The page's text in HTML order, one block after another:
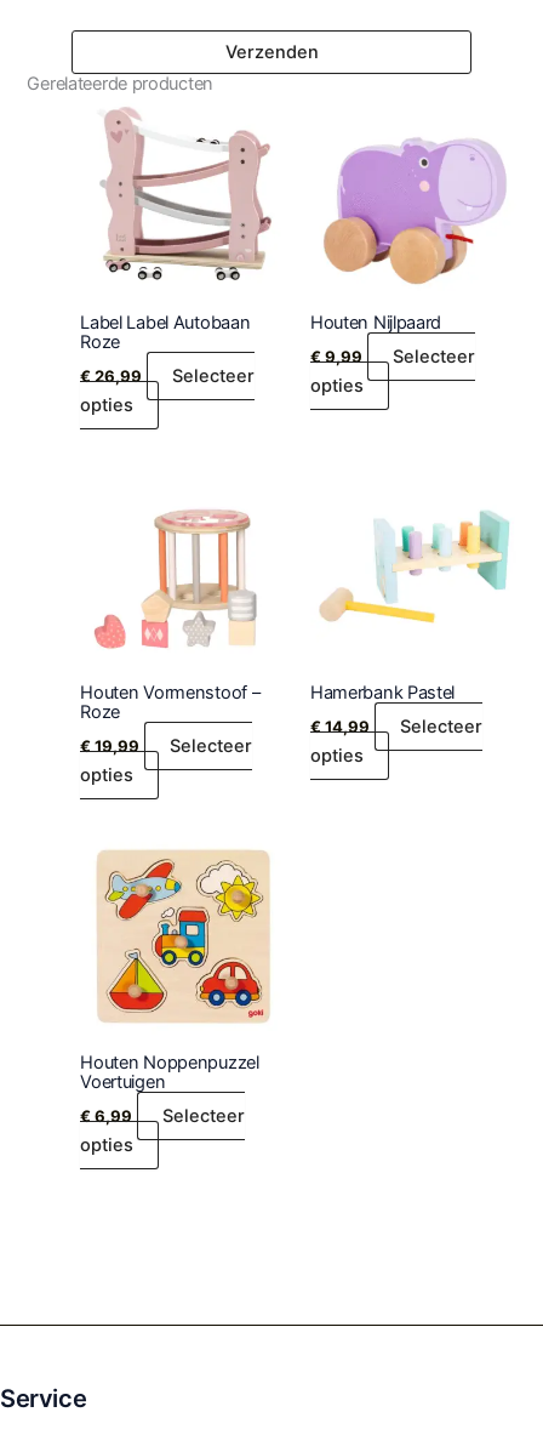
Gerelateerde producten
Label Label Autobaan
Roze
€26,99
Selecteer
opties
Houten Nijlpaard
€9,99
Selecteer
opties
Houten Vormenstoof –
Roze
€19,99
Selecteer
opties
Hamerbank Pastel
€14,99
Selecteer
opties
Houten Noppenpuzzel
Voertuigen
€6,99
Selecteer
opties
Service